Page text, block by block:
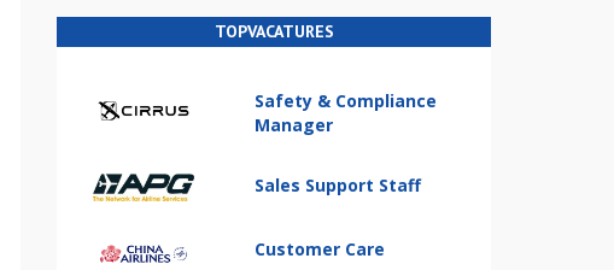
TOPVACATURES
Safety & Compliance
Manager
Sales Support Staff
Customer Care